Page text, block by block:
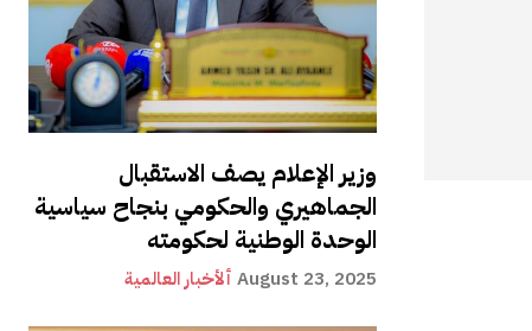
وزير الإعلام يصف الاستقبال
الجماهيري والحكومي بنجاح سياسية
الوحدة الوطنية لحكومته
ألأخبار العالمية August 23, 2025